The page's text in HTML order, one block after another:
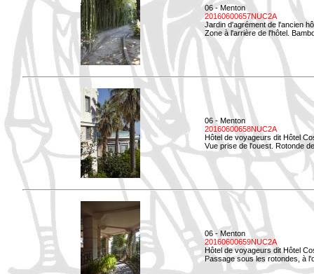
06 - Menton
20160600657NUC2A
Jardin d'agrément de l'ancien
Zone à l'arrière de l'hôtel.
06 - Menton
20160600658NUC2A
Hôtel de voyageurs dit Hôtel
Vue prise de l'ouest. Rotonde
06 - Menton
20160600659NUC2A
Hôtel de voyageurs dit Hôtel
Passage sous les rotondes, à